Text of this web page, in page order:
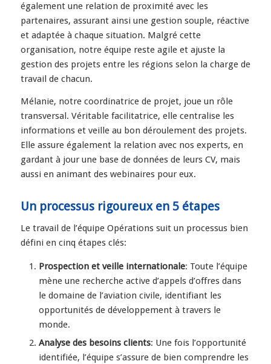
également une relation de proximité avec les
partenaires, assurant ainsi une gestion souple, réactive
et adaptée à chaque situation. Malgré cette
organisation, notre équipe reste agile et ajuste la
gestion des projets entre les régions selon la charge de
travail de chacun.
Mélanie, notre coordinatrice de projet, joue un rôle
transversal. Véritable facilitatrice, elle centralise les
informations et veille au bon déroulement des projets.
Elle assure également la relation avec nos experts, en
gardant à jour une base de données de leurs CV, mais
aussi en animant des webinaires pour eux.
Un processus rigoureux en 5 étapes
Le travail de l’équipe Opérations suit un processus bien
défini en cinq étapes clés:
Prospection et veille internationale: Toute l’équipe
mène une recherche active d’appels d’offres dans
le domaine de l’aviation civile, identifiant les
opportunités de développement à travers le
monde.
Analyse des besoins clients: Une fois l’opportunité
identifiée, l’équipe s’assure de bien comprendre les